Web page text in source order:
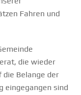
Fahren und
die wieder
die Belange der
eingegangen sind